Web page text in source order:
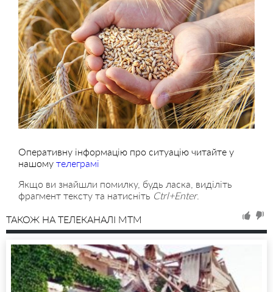
Оперативну інформацію про ситуацію читайте у
нашому телеграмі
Якщо ви знайшли помилку, будь ласка, виділіть
фрагмент тексту та натисніть Ctrl+Enter.
ТАКОЖ НА ТЕЛЕКАНАЛІ MTM